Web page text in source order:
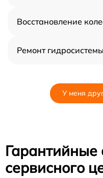
Восстановление
Ремонт гидросистемы
У меня
Гарантийные
сервисного